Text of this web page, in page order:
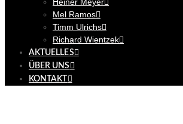
Mel Ramos
Timm Ulrichs
Richard Wientzek
AKTUELLES
ÜBER UNS
KONTAKT